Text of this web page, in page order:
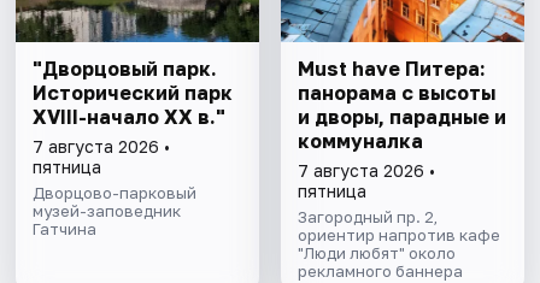
"Дворцовый парк.
Исторический парк
XVIII-начало XX в."
7 августа 2026 •
пятница
Дворцово-парковый
музей-заповедник
Гатчина
Must have Питера:
панорама с высоты
и дворы, парадные и
коммуналка
7 августа 2026 •
пятница
Загородный пр. 2,
ориентир напротив кафе
"Люди любят" около
рекламного баннера